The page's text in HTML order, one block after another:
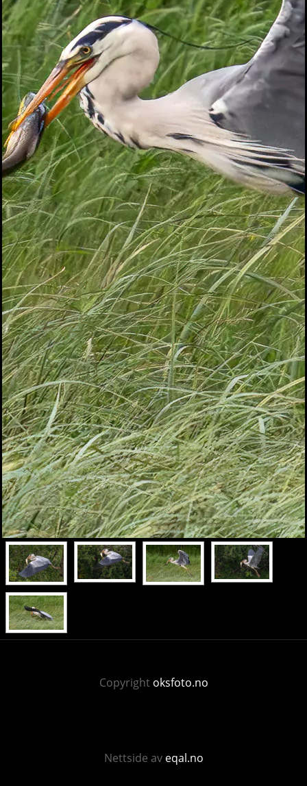
Copyright oksfoto.no
Nettside av eqal.no